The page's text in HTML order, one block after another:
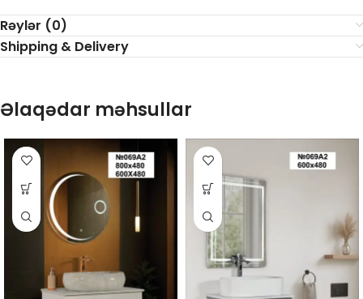
Rəylər (0)
Shipping & Delivery
Əlaqədar məhsullar